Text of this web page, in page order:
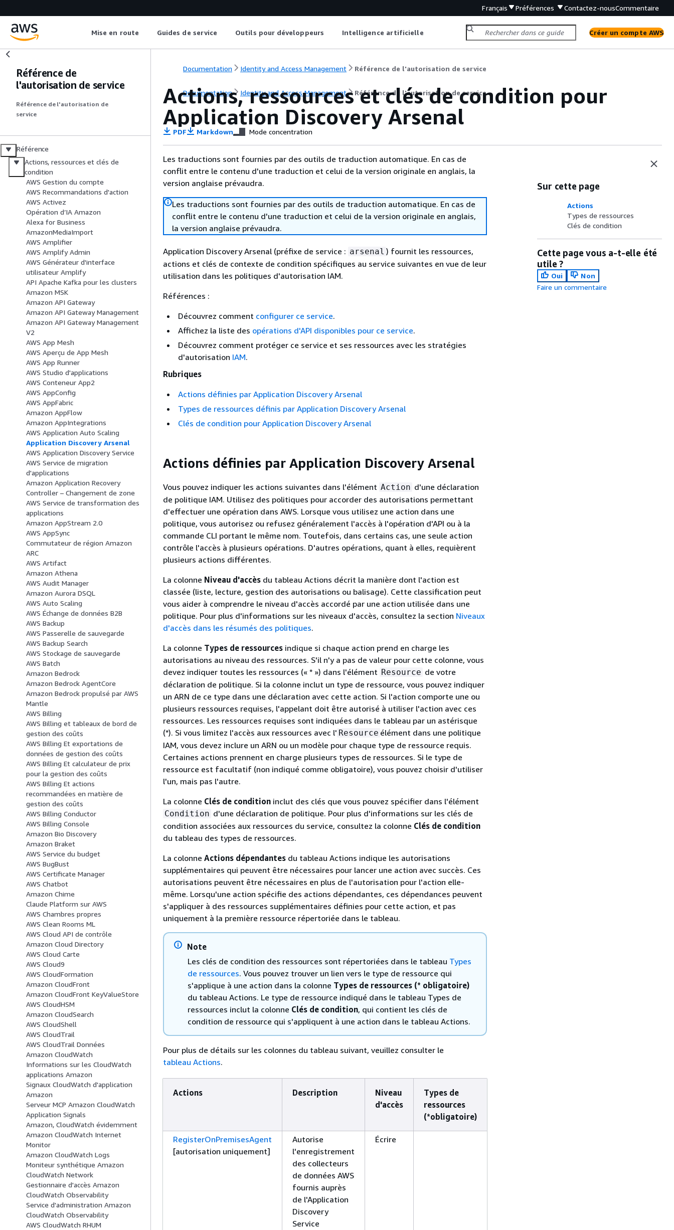
Français Préférences Contactez-nousCommentaire
Mise en route Guides de service Outils pour développeurs Intelligence artificielle Créer un compte AWS
Référence de
l'autorisation de service
Référence de l'autorisation de
service
Référence
Actions, ressources et clés de
condition
AWS Gestion du compte
AWS Recommandations d'action
AWS Activez
Opération d’IA Amazon
Alexa for Business
AmazonMediaImport
AWS Amplifier
AWS Amplify Admin
AWS Générateur d'interface
utilisateur Amplify
API Apache Kafka pour les clusters
Amazon MSK
Amazon API Gateway
Amazon API Gateway Management
Amazon API Gateway Management
V2
AWS App Mesh
AWS Aperçu de App Mesh
AWS App Runner
AWS Studio d'applications
AWS Conteneur App2
AWS AppConfig
AWS AppFabric
Amazon AppFlow
Amazon AppIntegrations
AWS Application Auto Scaling
Application Discovery Arsenal
AWS Application Discovery Service
AWS Service de migration
d'applications
Amazon Application Recovery
Controller – Changement de zone
AWS Service de transformation des
applications
Amazon AppStream 2.0
AWS AppSync
Commutateur de région Amazon
ARC
AWS Artifact
Amazon Athena
AWS Audit Manager
Amazon Aurora DSQL
AWS Auto Scaling
AWS Échange de données B2B
AWS Backup
AWS Passerelle de sauvegarde
AWS Backup Search
AWS Stockage de sauvegarde
AWS Batch
Amazon Bedrock
Amazon Bedrock AgentCore
Amazon Bedrock propulsé par AWS
Mantle
AWS Billing
AWS Billing et tableaux de bord de
gestion des coûts
AWS Billing Et exportations de
données de gestion des coûts
AWS Billing Et calculateur de prix
pour la gestion des coûts
AWS Billing Et actions
recommandées en matière de
gestion des coûts
AWS Billing Conductor
AWS Billing Console
Amazon Bio Discovery
Amazon Braket
AWS Service du budget
AWS BugBust
AWS Certificate Manager
AWS Chatbot
Amazon Chime
Claude Platform sur AWS
AWS Chambres propres
AWS Clean Rooms ML
AWS Cloud API de contrôle
Amazon Cloud Directory
AWS Cloud Carte
AWS Cloud9
AWS CloudFormation
Amazon CloudFront
Amazon CloudFront KeyValueStore
AWS CloudHSM
Amazon CloudSearch
AWS CloudShell
AWS CloudTrail
AWS CloudTrail Données
Amazon CloudWatch
Informations sur les CloudWatch
applications Amazon
Signaux CloudWatch d'application
Amazon
Serveur MCP Amazon CloudWatch
Application Signals
Amazon, CloudWatch évidemment
Amazon CloudWatch Internet
Monitor
Amazon CloudWatch Logs
Moniteur synthétique Amazon
CloudWatch Network
Gestionnaire d'accès Amazon
CloudWatch Observability
Service d'administration Amazon
CloudWatch Observability
AWS CloudWatch RHUM
Documentation Identity and Access Management Référence de l'autorisation de service
Documentation Identity and Access Management Référence de l'autorisation de service
Actions, ressources et clés de condition pour
Application Discovery Arsenal
PDF Markdown Mode concentration
Les traductions sont fournies par des outils de traduction automatique. En cas de
conflit entre le contenu d'une traduction et celui de la version originale en anglais, la
version anglaise prévaudra.
Les traductions sont fournies par des outils de traduction automatique. En cas de
conflit entre le contenu d'une traduction et celui de la version originale en anglais,
la version anglaise prévaudra.
Application Discovery Arsenal (préfixe de service : arsenal ) fournit les ressources,
actions et clés de contexte de condition spécifiques au service suivantes en vue de leur
utilisation dans les politiques d'autorisation IAM.
Références :
Découvrez comment configurer ce service.
Affichez la liste des opérations d'API disponibles pour ce service.
Découvrez comment protéger ce service et ses ressources avec les stratégies
d'autorisation IAM.
Rubriques
Actions définies par Application Discovery Arsenal
Types de ressources définis par Application Discovery Arsenal
Clés de condition pour Application Discovery Arsenal
Actions définies par Application Discovery Arsenal
Vous pouvez indiquer les actions suivantes dans l'élément Action d'une déclaration
de politique IAM. Utilisez des politiques pour accorder des autorisations permettant
d'effectuer une opération dans AWS. Lorsque vous utilisez une action dans une
politique, vous autorisez ou refusez généralement l'accès à l'opération d'API ou à la
commande CLI portant le même nom. Toutefois, dans certains cas, une seule action
contrôle l'accès à plusieurs opérations. D'autres opérations, quant à elles, requièrent
plusieurs actions différentes.
La colonne Niveau d'accès du tableau Actions décrit la manière dont l'action est
classée (liste, lecture, gestion des autorisations ou balisage). Cette classification peut
vous aider à comprendre le niveau d'accès accordé par une action utilisée dans une
politique. Pour plus d'informations sur les niveaux d'accès, consultez la section Niveaux
d'accès dans les résumés des politiques.
La colonne Types de ressources indique si chaque action prend en charge les
autorisations au niveau des ressources. S'il n'y a pas de valeur pour cette colonne, vous
devez indiquer toutes les ressources (« * ») dans l'élément Resource de votre
déclaration de politique. Si la colonne inclut un type de ressource, vous pouvez indiquer
un ARN de ce type dans une déclaration avec cette action. Si l'action comporte une ou
plusieurs ressources requises, l'appelant doit être autorisé à utiliser l'action avec ces
ressources. Les ressources requises sont indiquées dans le tableau par un astérisque
(*). Si vous limitez l'accès aux ressources avec l' Resource élément dans une politique
IAM, vous devez inclure un ARN ou un modèle pour chaque type de ressource requis.
Certaines actions prennent en charge plusieurs types de ressources. Si le type de
ressource est facultatif (non indiqué comme obligatoire), vous pouvez choisir d'utiliser
l'un, mais pas l'autre.
La colonne Clés de condition inclut des clés que vous pouvez spécifier dans l'élément
Condition d'une déclaration de politique. Pour plus d'informations sur les clés de
condition associées aux ressources du service, consultez la colonne Clés de condition
du tableau des types de ressources.
La colonne Actions dépendantes du tableau Actions indique les autorisations
supplémentaires qui peuvent être nécessaires pour lancer une action avec succès. Ces
autorisations peuvent être nécessaires en plus de l'autorisation pour l'action elle-
même. Lorsqu'une action spécifie des actions dépendantes, ces dépendances peuvent
s'appliquer à des ressources supplémentaires définies pour cette action, et pas
uniquement à la première ressource répertoriée dans le tableau.
Note
Les clés de condition des ressources sont répertoriées dans le tableau Types
de ressources. Vous pouvez trouver un lien vers le type de ressource qui
s'applique à une action dans la colonne Types de ressources (* obligatoire)
du tableau Actions. Le type de ressource indiqué dans le tableau Types de
ressources inclut la colonne Clés de condition, qui contient les clés de
condition de ressource qui s'appliquent à une action dans le tableau Actions.
Pour plus de détails sur les colonnes du tableau suivant, veuillez consulter le
tableau Actions.
Actions Description
Niveau
d'accès
Types de
ressources
(*obligatoire)
RegisterOnPremisesAgent
[autorisation uniquement]
Autorise
l'enregistrement
des collecteurs
de données AWS
fournis auprès
de l'Application
Discovery
Service
Écrire
Sur cette page
Actions
Types de ressources
Clés de condition
Cette page vous a-t-elle été
utile ?
Oui
Non
Faire un commentaire